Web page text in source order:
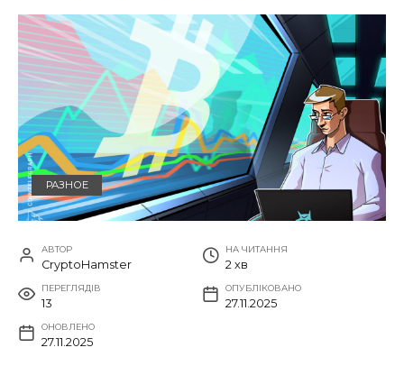
РАЗНОЕ
АВТОР
CryptoHamster
НА ЧИТАННЯ
2 хв
ПЕРЕГЛЯДІВ
13
ОПУБЛІКОВАНО
27.11.2025
ОНОВЛЕНО
27.11.2025